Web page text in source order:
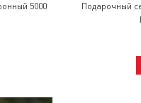
5000
Подарочный